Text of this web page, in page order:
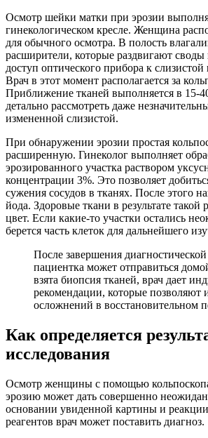
Осмотр шейки матки при эрозии
гинекологическом кресле. Женщина
для обычного осмотра. В полость
расширители, которые раздвигают
доступ оптического прибора к
Врач в этот момент располагается за
Приближение тканей выполняется в 15-
детально рассмотреть даже
измененной слизистой.
При обнаружении эрозии простая
расширенную. Гинеколог выполняет
эрозированного участка раствором
концентрации 3%. Это позволяет
сужения сосудов в тканях. После этого
йода. Здоровые ткани в результате
цвет. Если какие-то участки остались
берется часть клеток для дальнейшего
После завершения
пациентка может отправиться
взята биопсия тканей, врач дает
рекомендации, которые позволяют
осложнений в восстановительном
Как определяется
исследования
Осмотр женщины с помощью
эрозию может дать совершенно
основании увиденной картины и
реагентов врач может поставить диагноз.